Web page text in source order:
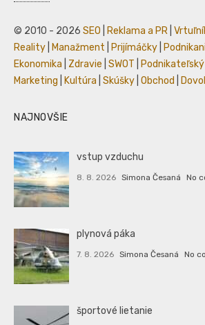
© 2010 - 2026 SEO Reklama a PR
Reality
Manažment Prijímáčky
Ekonomika
Zdravie SWOT
Marketing
Kultúra Skúšky Obchod
NAJNOVŠIE
vstup vzduchu
8. 8. 2026 Simona Česaná No
plynová páka
7. 8. 2026 Simona Česaná No
športové lietanie